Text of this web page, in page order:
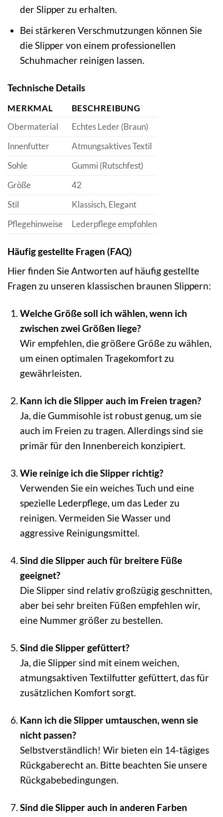
der Slipper zu erhalten.
Bei stärkeren Verschmutzungen können Sie
die Slipper von einem professionellen
Schuhmacher reinigen lassen.
Technische Details
MERKMAL
BESCHREIBUNG
Obermaterial
Echtes Leder (Braun)
Innenfutter
Atmungsaktives Textil
Sohle
Gummi (Rutschfest)
Größe
42
Stil
Klassisch, Elegant
Pflegehinweise
Lederpflege empfohlen
Häufig gestellte Fragen (FAQ)
Hier finden Sie Antworten auf häufig gestellte
Fragen zu unseren klassischen braunen Slippern:
Welche Größe soll ich wählen, wenn ich
zwischen zwei Größen liege?
Wir empfehlen, die größere Größe zu wählen,
um einen optimalen Tragekomfort zu
gewährleisten.
Kann ich die Slipper auch im Freien tragen?
Ja, die Gummisohle ist robust genug, um sie
auch im Freien zu tragen. Allerdings sind sie
primär für den Innenbereich konzipiert.
Wie reinige ich die Slipper richtig?
Verwenden Sie ein weiches Tuch und eine
spezielle Lederpflege, um das Leder zu
reinigen. Vermeiden Sie Wasser und
aggressive Reinigungsmittel.
Sind die Slipper auch für breitere Füße
geeignet?
Die Slipper sind relativ großzügig geschnitten,
aber bei sehr breiten Füßen empfehlen wir,
eine Nummer größer zu bestellen.
Sind die Slipper gefüttert?
Ja, die Slipper sind mit einem weichen,
atmungsaktiven Textilfutter gefüttert, das für
zusätzlichen Komfort sorgt.
Kann ich die Slipper umtauschen, wenn sie
nicht passen?
Selbstverständlich! Wir bieten ein 14-tägiges
Rückgaberecht an. Bitte beachten Sie unsere
Rückgabebedingungen.
Sind die Slipper auch in anderen Farben